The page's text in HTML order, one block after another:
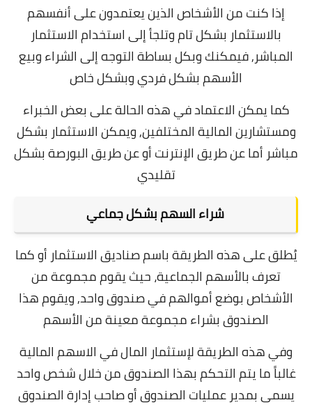
إذا كنت من الأشخاص الذين يعتمدون على أنفسهم
بالاستثمار بشكل تام وتلجأ إلى استخدام الاستثمار
المباشر, فيمكنك وبكل بساطة التوجه إلى الشراء وبيع
الأسهم بشكل فردي وبشكل خاص
كما يمكن الاعتماد في هذه الحالة على بعض الخبراء
ومستشارين المالية المختلفين, ويمكن الاستثمار بشكل
مباشر أما عن طريق الإنترنت أو عن طريق البورصة بشكل
تقليدي
شراء السهم بشكل جماعي
يُطلق على هذه الطريقة باسم صناديق الاستثمار أو كما
تعرف بالأسهم الجماعية، حيث يقوم مجموعة من
الأشخاص بوضع أموالهم في صندوق واحد, ويقوم هذا
الصندوق بشراء مجموعة معينة من الأسهم
وفي هذه الطريقة لإستثمار المال في الاسهم المالية
غالباً ما يتم التحكم بهذا الصندوق من خلال شخص واحد
يسمى بمدير عمليات الصندوق أو صاحب إدارة الصندوق